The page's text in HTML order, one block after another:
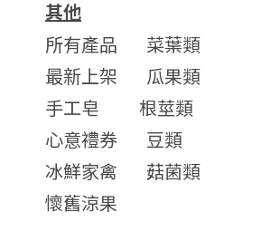
其他
所有產品
菜葉類
最新上架
瓜果類
手工皂
根莖類
心意禮券
豆類
冰鮮家禽
菇菌類
懷舊涼果